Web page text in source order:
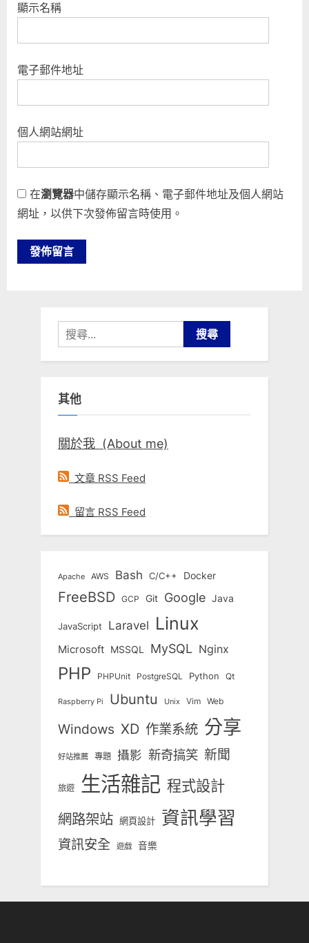
顯示名稱
電子郵件地址
個人網站網址
在瀏覽器中儲存顯示名稱、電子郵件地址及個人網站
網址，以供下次發佈留言時使用。
搜
尋
關
字:
其他
關於我 (About me)
文章 RSS Feed
留言 RSS Feed
Apache AWS Bash C/C++ Docker
FreeBSD GCP Git Google Java
JavaScript Laravel Linux
Microsoft MSSQL MySQL Nginx
PHP PHPUnit PostgreSQL Python Qt
Raspberry Pi Ubuntu Unix Vim Web
Windows XD 作業系統 分享
好站推薦 專題 攝影 新奇搞笑 新聞
旅遊 生活雜記 程式設計
網路架站 網頁設計 資訊學習
資訊安全 遊戲 音樂